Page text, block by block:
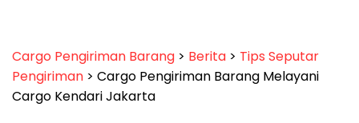
Cargo Pengiriman Barang > Berita > Tips Seputar
Pengiriman > Cargo Pengiriman Barang Melayani
Cargo Kendari Jakarta